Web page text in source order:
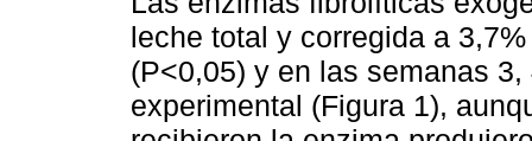
leche total y corregida a
(P<0,05) y en las semanas
experimental (Figura 1),